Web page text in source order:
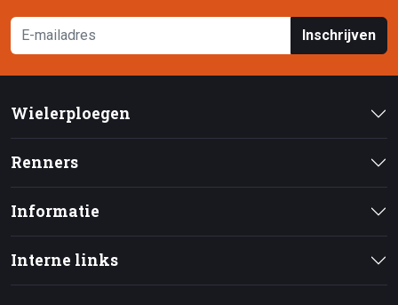
Inschrijven
Wielerploegen
Renners
Informatie
Interne links